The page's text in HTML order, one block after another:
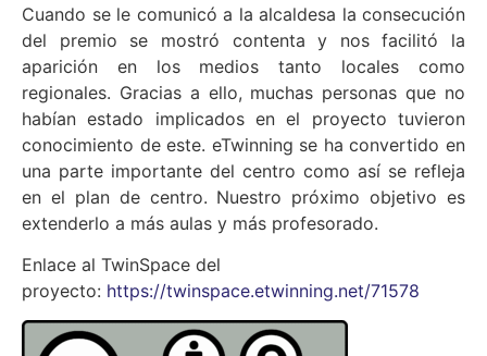
Cuando se le comunicó a la alcaldesa la consecución
del premio se mostró contenta y nos facilitó la
aparición en los medios tanto locales como
regionales. Gracias a ello, muchas personas que no
habían estado implicados en el proyecto tuvieron
conocimiento de este. eTwinning se ha convertido en
una parte importante del centro como así se refleja
en el plan de centro. Nuestro próximo objetivo es
extenderlo a más aulas y más profesorado.
Enlace al TwinSpace del
proyecto: https://twinspace.etwinning.net/71578